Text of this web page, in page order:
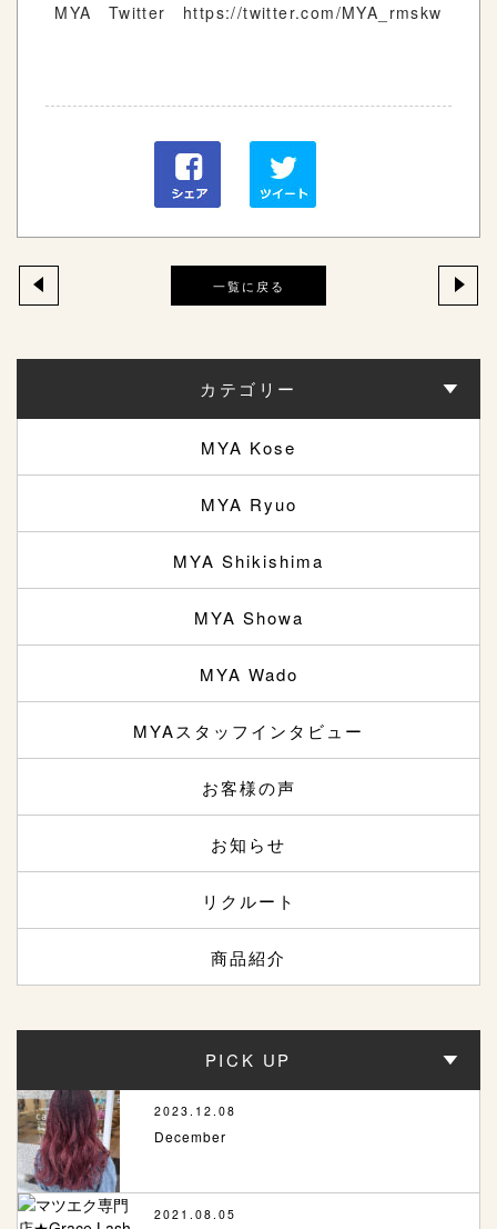
MYA Twitter https://twitter.com/MYA_rmskw
一覧に戻る
カテゴリー
MYA Kose
MYA Ryuo
MYA Shikishima
MYA Showa
MYA Wado
MYAスタッフインタビュー
お客様の声
お知らせ
リクルート
商品紹介
PICK UP
2023.12.08
December
2021.08.05